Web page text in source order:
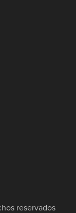
reservados